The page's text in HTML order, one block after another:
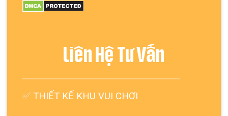
Liên Hệ Tư Vấn
✅THIẾT KẾ KHU VUI CHƠI